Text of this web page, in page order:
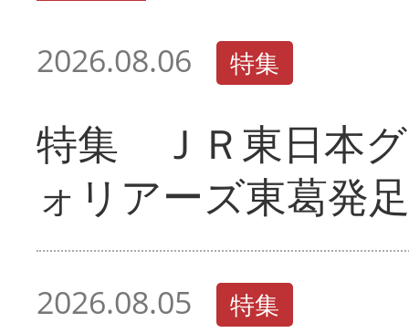
2026.08.06 特集
特集 ＪＲ東日本
ォリアーズ東葛発足
2026.08.05 特集